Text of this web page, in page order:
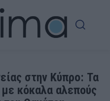
στην Κύπρο: Τα
κόκαλα αλεπούς